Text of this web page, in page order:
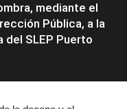
mediante el
Pública, a la
del SLEP Puerto